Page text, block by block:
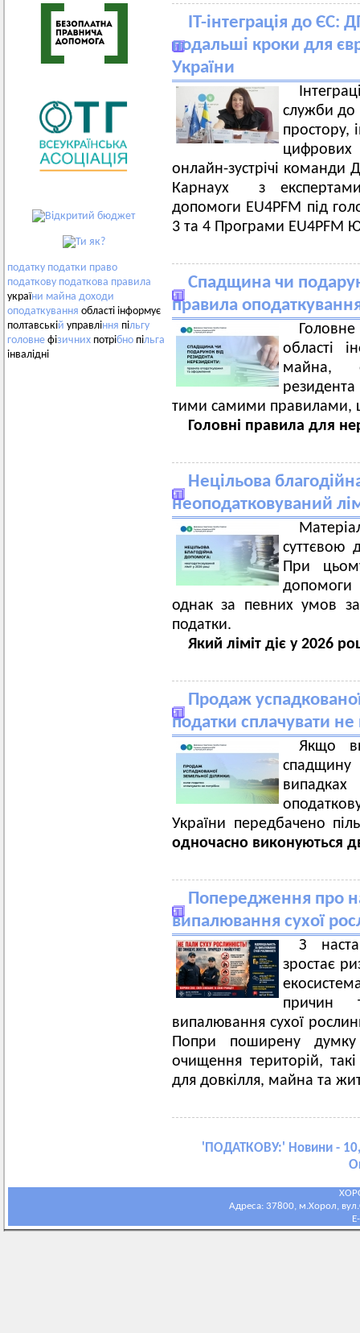
податку податки право
податкову податкова правила
україни майна доходи
оподаткування області інформує
полтавській управління пільгу
головне фізичних потрібно пільга
інвалідні
ІТ-інтеграція до ЄС:
подальші кроки для
України
служби до
простору,
онлайн-зустрічі
Карнаух з експертами
допомоги EU4PFM під
3 та 4 Програми EU4PFM
Спадщина чи
правила
області
майна,
тими самими правилами,
Головні правила для
Нецільова
неоподатковуваний
суттєвою
При
допомоги
однак за певних умов за
податки.
Який ліміт діє у 2026
Продаж
податки сплачувати не
Якщо
спадщину
України передбачено
одночасно виконуються
Попередження про
випалювання сухої
З
зростає
причин
випалювання сухої
Попри поширену
очищення територій,
для довкілля, майна та
' ПОДАТКОВУ:' Новини -
Адреса: 37800, м.Хорол,